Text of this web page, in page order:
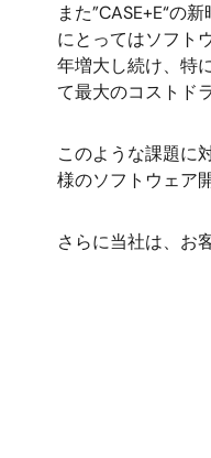
また”CASE+E“の
にとってはソフト
年増大し続け、特
て最大のコストド
このような課題に
様のソフトウェア
さらに当社は、お